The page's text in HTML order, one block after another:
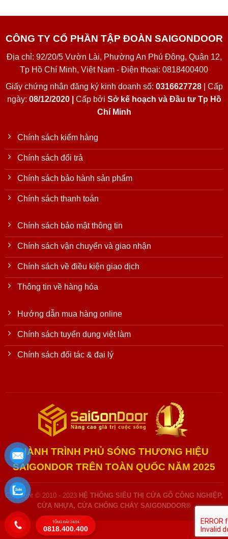
CÔNG TY CỔ PHẦN TẬP ĐOÀN SAIGONDOOR
Địa chỉ: 92/20/5 Vườn Lài, Phường An Phú Đông, Quận 12,
Tp Hồ Chí Minh, Việt Nam - Điện thoại: 0818400400
Giấy chứng nhận đăng ký kinh doanh số: 0316627728| Cấp
ngày: 08/12/2020 | Cấp bởi Sở kế hoạch và Đầu tư Tp Hồ
Chí Minh
Chính sách kiểm hàng
Chính sách đổi trả
Chính sách bảo hành sản phẩm
Chính sách thanh toán
Chính sách bảo mật thông tin
Chính sách vận chuyển và giao nhận
Chính sách về điều kiện giao dịch
Thông tin về hàng hóa
Hướng dẫn mua hàng online
Chính sách tuyển dụng việt làm
Chính sách đối tác & đại lý
HÀNH TRÌNH PHỦ SÓNG THƯƠNG HIỆU
SAIGONDOR TRÊN TOÀN QUỐC NĂM 2025
Copyright © 2010 - 2023 HỆ THỐNG SIÊU THỊ CỬA GỖ CÔNG NGHIỆP,
CỬA NHỰA, CỬA CHỐNG CHÁY SAIGONDOOR®
TỔNG ĐÀI 24/24
0818.400.400